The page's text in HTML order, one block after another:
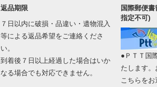
返品期限
７日以内に破損・品違い・遺物混入
等による返品希望をご連絡くださ
い。
到着後７日以上経過した場合はいか
なる場合でも対応できません。
国際郵便
指定不可)
●ＰＴＴ国
たします。
こちらを